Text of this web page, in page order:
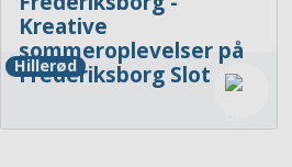
Kreative
sommeroplevelser på
Frederiksborg Slot
Hillerød